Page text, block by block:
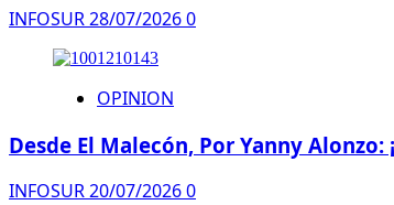
INFOSUR28/07/20260
OPINION
Desde El Malecón, Por Yanny
INFOSUR20/07/20260